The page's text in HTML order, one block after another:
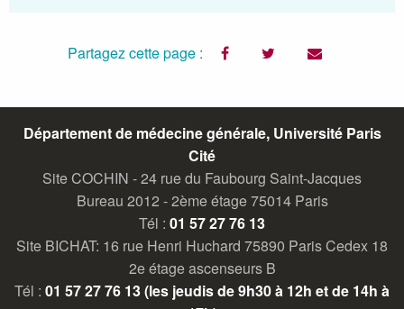
Partagez cette page : facebook twitter
Département de médecine générale, Université Paris
Cité
Site COCHIN - 24 rue du Faubourg Saint-Jacques
Bureau 2012 - 2ème étage 75014 Paris
Tél : 01 57 27 76 13
Site BICHAT: 16 rue Henri Huchard 75890 Paris Cedex 18
2e étage ascenseurs B
Tél : 01 57 27 76 13 (les jeudis de 9h30 à 12h et de 14h à